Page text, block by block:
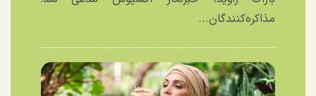
مذاکره‌کنندگان...